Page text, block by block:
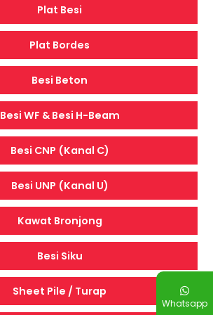
Plat Besi
Plat Bordes
Besi Beton
Besi WF & Besi H-Beam
Besi CNP (Kanal C)
Besi UNP (Kanal U)
Kawat Bronjong
Besi Siku
Sheet Pile / Turap
Whatsapp